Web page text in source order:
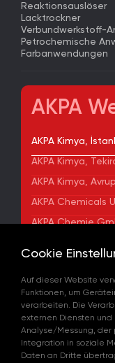
Reaktionsauslöser
Lacktrockner
Verbundwerkstoff-
Petrochemische
Farbanwendungen
AKPA
AKPA Kimya,
AKPA Kimya,
AKPA Kimya,
AKPA Chemicals
AKPA Chemie
ADRESSE
Yenibosna
No:36/70
Auf der Karte
+90 212 580 55
FAX
+90 212 580 55 21
Cookie
Auf dieser Website
Funktionen, um
verarbeiten. Die
externen Diensten und
Analyse/Messung, der
Integration in soziale
Daten an Dritte